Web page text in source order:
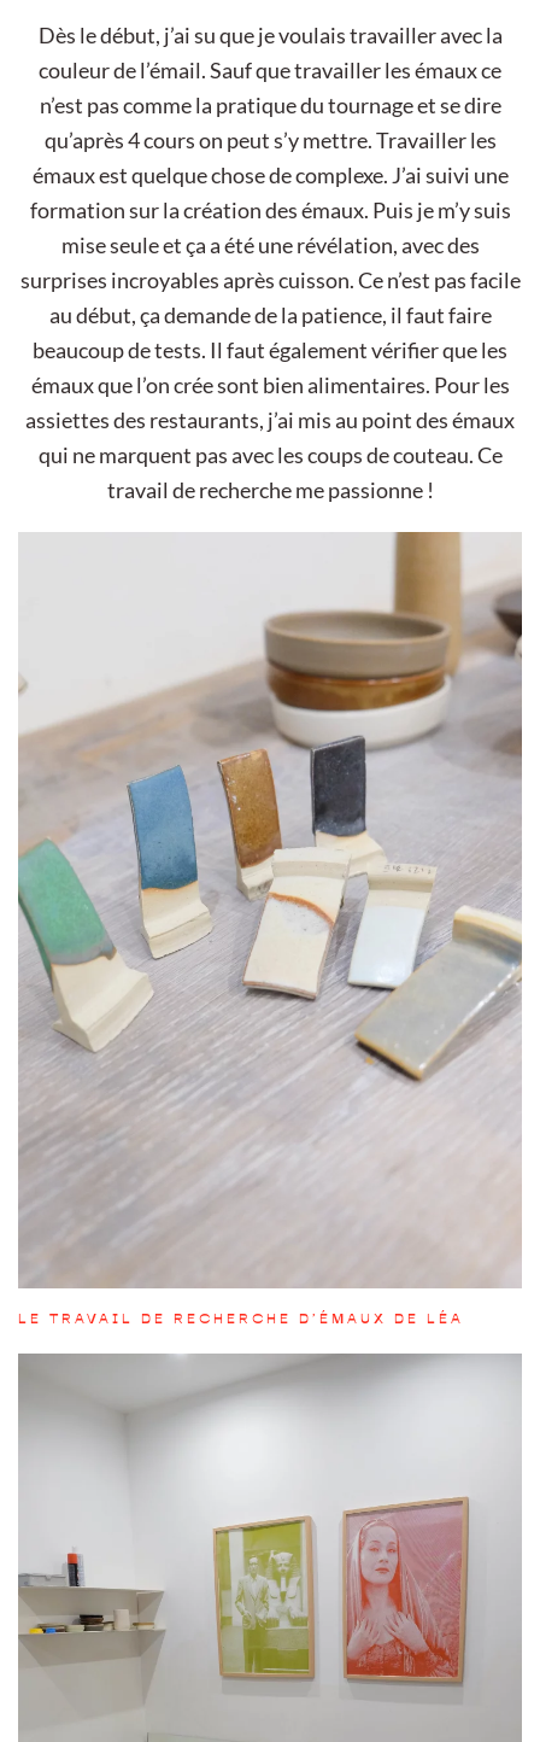
Dès le début, j’ai su que je voulais travailler avec la
couleur de l’émail. Sauf que travailler les émaux ce
n’est pas comme la pratique du tournage et se dire
qu’après 4 cours on peut s’y mettre. Travailler les
émaux est quelque chose de complexe. J’ai suivi une
formation sur la création des émaux. Puis je m’y suis
mise seule et ça a été une révélation, avec des
surprises incroyables après cuisson. Ce n’est pas facile
au début, ça demande de la patience, il faut faire
beaucoup de tests. Il faut également vérifier que les
émaux que l’on crée sont bien alimentaires. Pour les
assiettes des restaurants, j’ai mis au point des émaux
qui ne marquent pas avec les coups de couteau. Ce
travail de recherche me passionne !
LE TRAVAIL DE RECHERCHE D’ÉMAUX DE LÉA